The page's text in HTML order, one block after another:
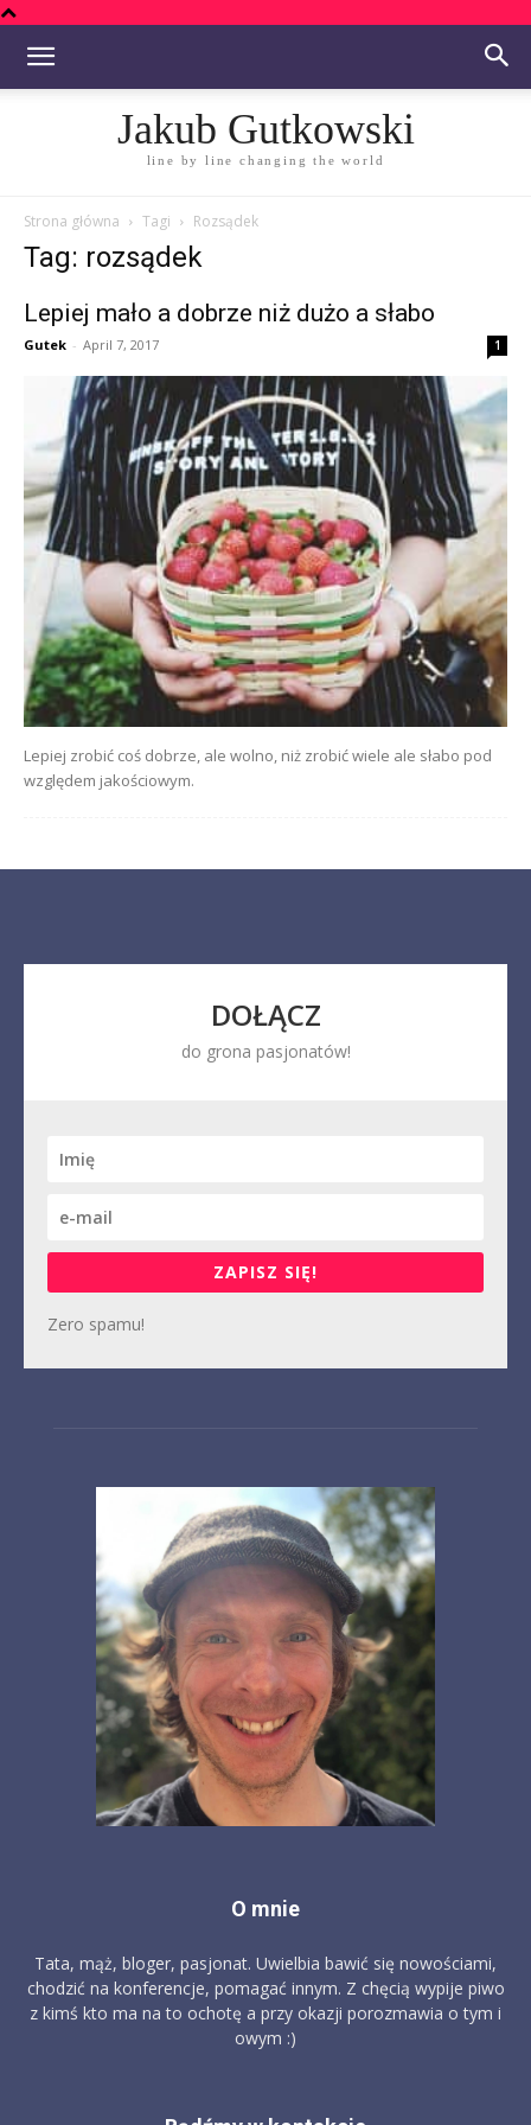
Jakub Gutkowski
line by line changing the world
Strona główna Tagi Rozsądek
Tag: rozsądek
Lepiej mało a dobrze niż dużo a słabo
Gutek - April 7, 2017 1
Lepiej zrobić coś dobrze, ale wolno, niż zrobić wiele ale słabo pod
względem jakościowym.
DOŁĄCZ
do grona pasjonatów!
ZAPISZ SIĘ!
Zero spamu!
O mnie
Tata, mąż, bloger, pasjonat. Uwielbia bawić się nowościami,
chodzić na konferencje, pomagać innym. Z chęcią wypije piwo
z kimś kto ma na to ochotę a przy okazji porozmawia o tym i
owym :)